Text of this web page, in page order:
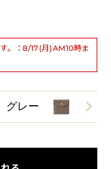
。：8/17(月)AM10時ま
グレー